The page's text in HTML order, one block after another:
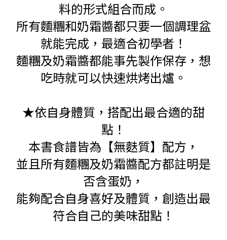
料的形式組合而成。
所有麵糰和奶霜醬都只要一個調理盆
就能完成，最適合初學者！
麵糰及奶霜醬都能事先製作保存，想
吃時就可以快速烘烤出爐。
★依自身體質，搭配出最合適的甜
點！
本書食譜皆為【無麩質】配方，
並且所有麵糰及奶霜醬配方都註明是
否含蛋奶，
能夠配合自身喜好及體質，創造出最
符合自己的美味甜點！